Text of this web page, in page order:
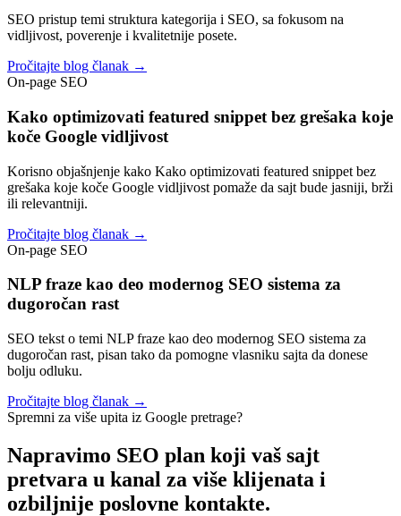
SEO pristup temi struktura kategorija i SEO, sa fokusom na
vidljivost, poverenje i kvalitetnije posete.
Pročitajte blog članak →
On-page SEO
Kako optimizovati featured snippet bez grešaka koje
koče Google vidljivost
Korisno objašnjenje kako Kako optimizovati featured snippet bez
grešaka koje koče Google vidljivost pomaže da sajt bude jasniji, brži
ili relevantniji.
Pročitajte blog članak →
On-page SEO
NLP fraze kao deo modernog SEO sistema za
dugoročan rast
SEO tekst o temi NLP fraze kao deo modernog SEO sistema za
dugoročan rast, pisan tako da pomogne vlasniku sajta da donese
bolju odluku.
Pročitajte blog članak →
Spremni za više upita iz Google pretrage?
Napravimo SEO plan koji vaš sajt
pretvara u kanal za više klijenata i
ozbiljnije poslovne kontakte.